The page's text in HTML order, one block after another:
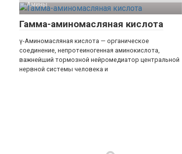
Амины‎
Гамма-аминомасляная кислота
γ-Аминомасляная кислота — органическое
соединение, непротеиногенная аминокислота,
важнейший тормозной нейромедиатор центральной
нервной системы человека и